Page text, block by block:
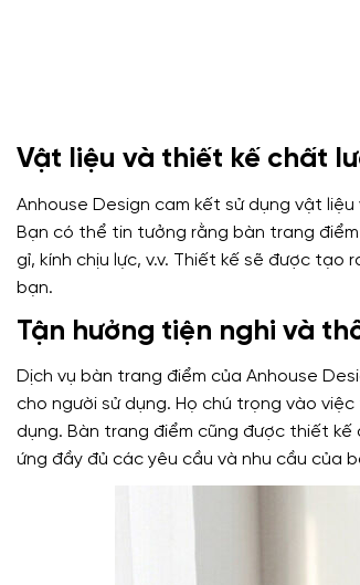
Vật liệu và thiết kế chất
Anhouse Design cam kết sử dụng vật
Bạn có thể tin tưởng rằng bàn trang
gỉ, kính chịu lực, v.v. Thiết kế sẽ được
bạn.
Tận hưởng tiện nghi và
Dịch vụ bàn trang điểm của Anhouse
cho người sử dụng. Họ chú trọng vào
dụng. Bàn trang điểm cũng được thiết
ứng đầy đủ các yêu cầu và nhu cầu của